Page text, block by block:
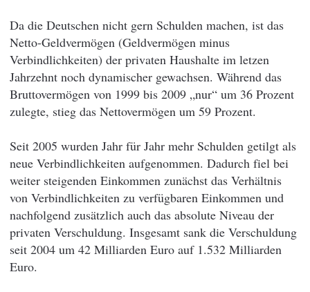
Da die Deutschen nicht gern Schulden machen, ist das
Netto-Geldvermögen (Geldvermögen minus
Verbindlichkeiten) der privaten Haushalte im letzen
Jahrzehnt noch dynamischer gewachsen. Während das
Bruttovermögen von 1999 bis 2009 „nur“ um 36 Prozent
zulegte, stieg das Nettovermögen um 59 Prozent.
Seit 2005 wurden Jahr für Jahr mehr Schulden getilgt als
neue Verbindlichkeiten aufgenommen. Dadurch fiel bei
weiter steigenden Einkommen zunächst das Verhältnis
von Verbindlichkeiten zu verfügbaren Einkommen und
nachfolgend zusätzlich auch das absolute Niveau der
privaten Verschuldung. Insgesamt sank die Verschuldung
seit 2004 um 42 Milliarden Euro auf 1.532 Milliarden
Euro.